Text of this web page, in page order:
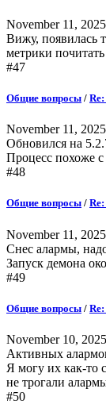
November 11,
Вижу, появилась
метрики
#47
Общие вопросы /
November 11,
Обновился на
Процесс похоже
#48
Общие вопросы /
November 11,
Снес алармы,
Запуск демона
#49
Общие вопросы /
November 10,
Активных
Я могу их как-то
не трогали
#50